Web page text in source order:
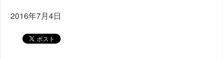
2016年7月4日